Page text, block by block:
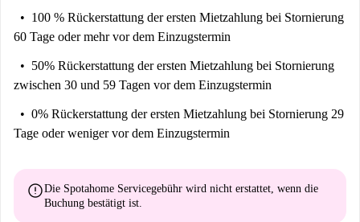
100 % Rückerstattung der ersten Mietzahlung bei Stornierung
60 Tage oder mehr vor dem Einzugstermin
50% Rückerstattung der ersten Mietzahlung bei Stornierung
zwischen 30 und 59 Tagen vor dem Einzugstermin
0% Rückerstattung der ersten Mietzahlung bei Stornierung 29
Tage oder weniger vor dem Einzugstermin
errorDie Spotahome Servicegebühr wird nicht erstattet, wenn die
Buchung bestätigt ist.